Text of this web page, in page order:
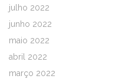
julho 2022
junho 2022
maio 2022
abril 2022
março 2022